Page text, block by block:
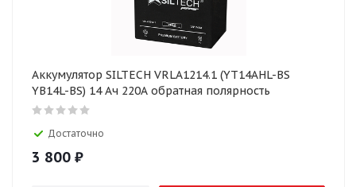
Аккумулятор SILTECH VRLA1214.1 (YT14AHL-BS
YB14L-BS) 14 Ач 220А обратная полярность
Достаточно
3 800 ₽